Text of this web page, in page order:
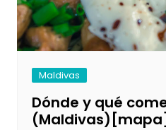
Maldivas
Dónde y qué
(Maldivas)[mapa]